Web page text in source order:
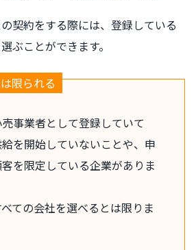
契約をする際には、登録している
ぶことができます。
限られる
事業者として登録していて
を開始していないことや、申
を限定している企業がありま
ての会社を選べるとは限りま